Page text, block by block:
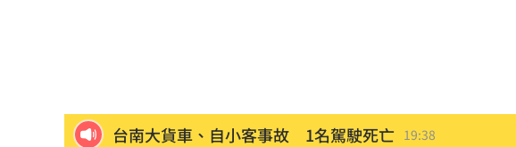
台南大貨車、自小客事故 1名駕駛死亡 19:38